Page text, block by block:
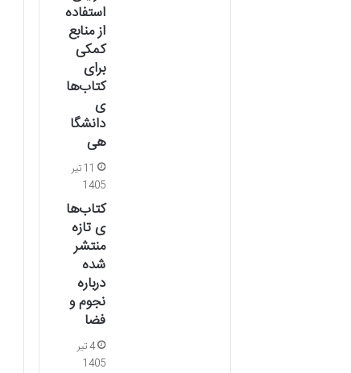
استفاده
از منابع
کمکی
برای
کتاب‌ها
ی
دانشگا
هی
11 تیر
1405
کتاب‌ها
ی تازه
منتشر
شده
درباره
نجوم و
فضا
4 تیر
1405